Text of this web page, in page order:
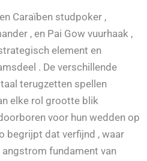
Caraïben studpoker ,
, en Pai Gow vuurhaak ,
element en
. De verschillende
terugzetten spellen
elke rol grootte blik
voor hun wedden op
begrijpt dat verfijnd , waar
fundament van